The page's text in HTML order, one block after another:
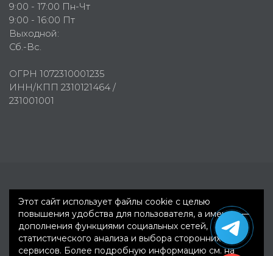
9:00 - 17:00 Пн-Чт
9:00 - 16:00 Пт
Выходной:
Сб.-Вс.
ОГРН 1072310001235
ИНН/КПП 2310121464 /
231001001
Этот сайт использует файлы cookie с целью
повышения удобства для пользователя, а именно —
дополнения функциями социальных сетей,
статистического анализа и выбора сторонних
сервисов. Более подробную информацию см. на